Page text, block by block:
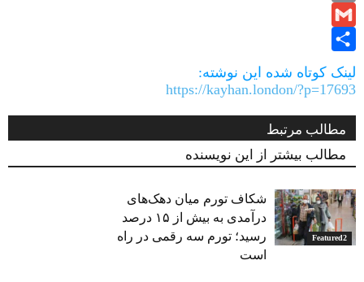
Copy
Link
Gmail
Share
لینک کوتاه شده این نوشته:
https://kayhan.london/?p=17693
مطالب مرتبط
مطالب بیشتر از این نویسنده
Featured2
شکاف تورم میان دهک‌های
درآمدی به بیش از ۱۵ درصد
رسید؛ تورم سه رقمی در راه
است